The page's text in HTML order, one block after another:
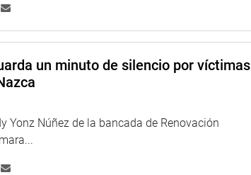
un minuto de silencio por víctimas
Yonz Núñez de la bancada de Renovación